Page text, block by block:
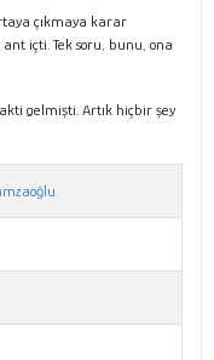
çıkmaya karar
içti. Tek soru, bunu, ona
gelmişti. Artık hiçbir şey